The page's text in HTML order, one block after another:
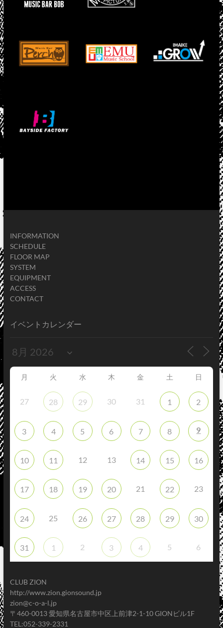
INFORMATION
SCHEDULE
FLOOR MAP
SYSTEM
EQUIPMENT
ACCESS
CONTACT
イベントカレンダー
月 火 水 木 金 土 日
27 28 29 30 31 1 2
3 4 5 6 7 8 9
10 11 12 13 14 15 16
17 18 19 20 21 22 23
24 25 26 27 28 29 30
31 1 2 3 4 5 6
CLUB ZION
http://www.zion.gionsound.jp
zion@c-o-a-l.jp
〒460-0013 愛知県名古屋市中区上前津2-1-10 GIONビル1F
TEL:052-339-2331